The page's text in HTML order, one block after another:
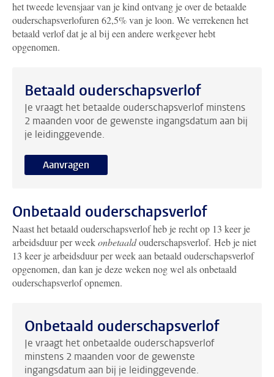
het tweede levensjaar van je kind ontvang je over de betaalde
ouderschapsverlofuren 62,5% van je loon. We verrekenen het
betaald verlof dat je al bij een andere werkgever hebt
opgenomen.
Betaald ouderschapsverlof
Je vraagt het betaalde ouderschapsverlof minstens
2 maanden voor de gewenste ingangsdatum aan bij
je leidinggevende.
Aanvragen
Onbetaald ouderschapsverlof
Naast het betaald ouderschapsverlof heb je recht op 13 keer je
arbeidsduur per weekonbetaaldouderschapsverlof. Heb je niet
13 keer je arbeidsduur per week aan betaald ouderschapsverlof
opgenomen, dan kan je deze weken nog wel als onbetaald
ouderschapsverlof opnemen.
Onbetaald ouderschapsverlof
Je vraagt het onbetaalde ouderschapsverlof
minstens 2 maanden voor de gewenste
ingangsdatum aan bij je leidinggevende.